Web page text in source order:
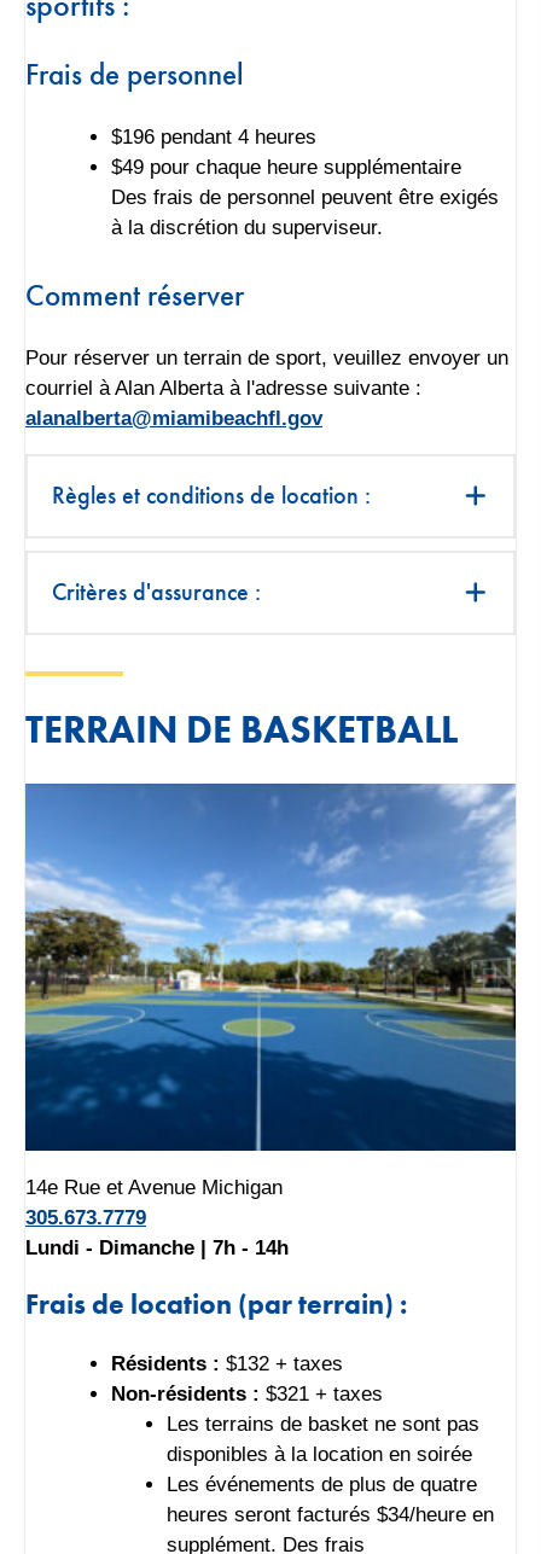
Frais de personnel
$196 pendant 4 heures
$49 pour chaque heure supplémentaire
Des frais de personnel peuvent être exigés
à la discrétion du superviseur.
Comment réserver
Pour réserver un terrain de sport, veuillez envoyer un
courriel à Alan Alberta à l'adresse suivante :
alanalberta@miamibeachfl.gov
Règles et conditions de location :
Critères d'assurance :
TERRAIN DE BASKETBALL
14e Rue et Avenue Michigan
305.673.7779
Lundi - Dimanche | 7h - 14h
Frais de location (par terrain) :
Résidents : $132 + taxes
Non-résidents : $321 + taxes
Les terrains de basket ne sont pas
disponibles à la location en soirée
Les événements de plus de quatre
heures seront facturés $34/heure en
supplément. Des frais